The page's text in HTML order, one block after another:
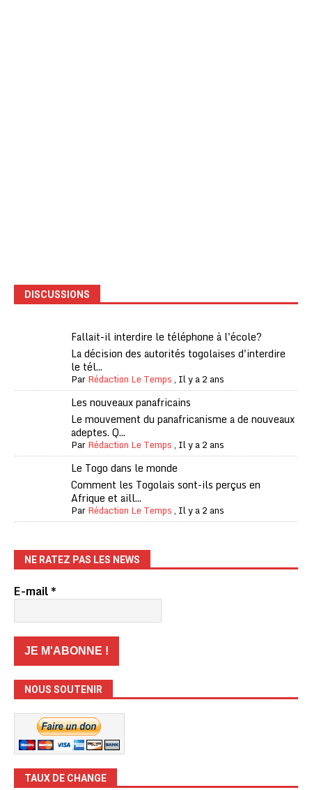
DISCUSSIONS
Fallait-il interdire le téléphone à l'école?
La décision des autorités togolaises d'interdire
le tél...
ParRédaction Le Temps, Il y a 2 ans
Les nouveaux panafricains
Le mouvement du panafricanisme a de nouveaux
adeptes. Q...
ParRédaction Le Temps, Il y a 2 ans
Le Togo dans le monde
Comment les Togolais sont-ils perçus en
Afrique et aill...
ParRédaction Le Temps, Il y a 2 ans
NE RATEZ PAS LES NEWS
E-mail*
NOUS SOUTENIR
TAUX DE CHANGE